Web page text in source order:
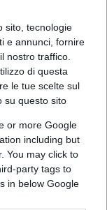
sito, tecnologie
e annunci, fornire
nostro traffico.
di questa
le tue scelte sul
su questo sito
or more Google
including but
You may click to
party tags to
in below Google
di inizio
a
rialzo
mercati
quella del
il vecchio
fa, alla